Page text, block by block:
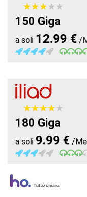
★★★★★
★★★★★
150 Giga
a soli 12.99 € /
★★★★★
★★★★★
180 Giga
a soli 9.99 € /